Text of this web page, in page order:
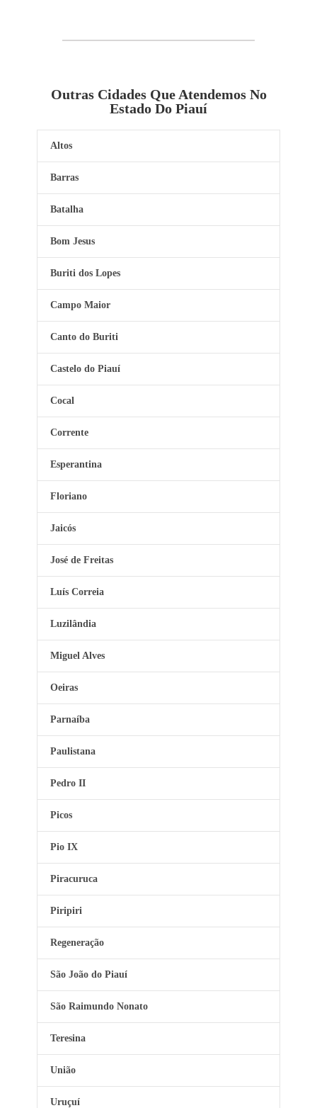
Outras Cidades Que Atendemos No
Estado Do Piauí
Altos
Barras
Batalha
Bom Jesus
Buriti dos Lopes
Campo Maior
Canto do Buriti
Castelo do Piauí
Cocal
Corrente
Esperantina
Floriano
Jaicós
José de Freitas
Luís Correia
Luzilândia
Miguel Alves
Oeiras
Parnaíba
Paulistana
Pedro II
Picos
Pio IX
Piracuruca
Piripiri
Regeneração
São João do Piauí
São Raimundo Nonato
Teresina
União
Uruçuí